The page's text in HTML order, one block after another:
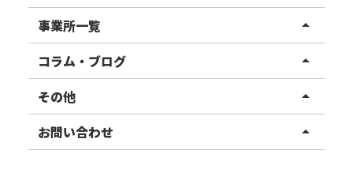
リハスワーク
リハスファーム
事業所一覧 arrow_drop_up
関東エリア
東北エリア
甲信越エリア
コラム・ブログ arrow_drop_up
事業所ブログ
ご利用者様の声
その他 arrow_drop_up
お知らせ
お問い合わせ arrow_drop_up